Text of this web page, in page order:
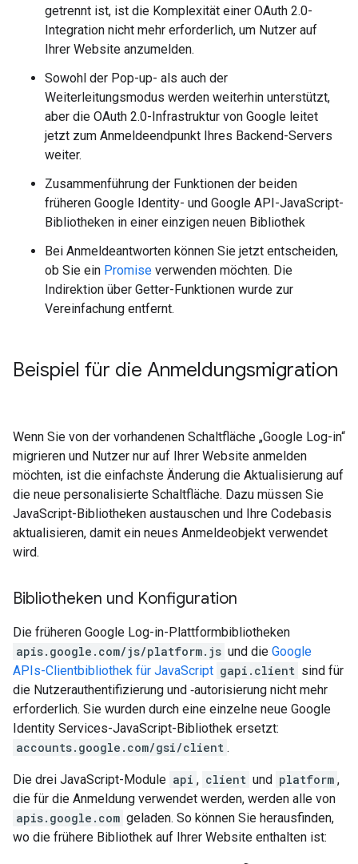
getrennt ist, ist die Komplexität einer OAuth 2.0-
Integration nicht mehr erforderlich, um Nutzer auf
Ihrer Website anzumelden.
Sowohl der Pop-up- als auch der
Weiterleitungsmodus werden weiterhin unterstützt,
aber die OAuth 2.0-Infrastruktur von Google leitet
jetzt zum Anmeldeendpunkt Ihres Backend-Servers
weiter.
Zusammenführung der Funktionen der beiden
früheren Google Identity- und Google API-JavaScript-
Bibliotheken in einer einzigen neuen Bibliothek
Bei Anmeldeantworten können Sie jetzt entscheiden,
ob Sie ein Promise verwenden möchten. Die
Indirektion über Getter-Funktionen wurde zur
Vereinfachung entfernt.
Beispiel für die Anmeldungsmigration
Wenn Sie von der vorhandenen Schaltfläche „Google Log-in“
migrieren und Nutzer nur auf Ihrer Website anmelden
möchten, ist die einfachste Änderung die Aktualisierung auf
die neue personalisierte Schaltfläche. Dazu müssen Sie
JavaScript-Bibliotheken austauschen und Ihre Codebasis
aktualisieren, damit ein neues Anmeldeobjekt verwendet
wird.
Bibliotheken und Konfiguration
Die früheren Google Log-in-Plattformbibliotheken
apis.google.com/js/platform.js und die Google
APIs-Clientbibliothek für JavaScript gapi.client sind für
die Nutzerauthentifizierung und ‑autorisierung nicht mehr
erforderlich. Sie wurden durch eine einzelne neue Google
Identity Services-JavaScript-Bibliothek ersetzt:
accounts.google.com/gsi/client .
Die drei JavaScript-Module api , client und platform ,
die für die Anmeldung verwendet werden, werden alle von
apis.google.com geladen. So können Sie herausfinden,
wo die frühere Bibliothek auf Ihrer Website enthalten ist: